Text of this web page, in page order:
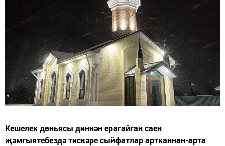
Кешелек дөньясы диннән ерагайган саен
җәмгыятебездә тискәре сыйфатлар артканнан-арта